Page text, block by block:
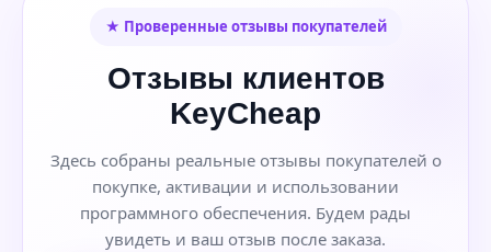
★ Проверенные отзывы покупателей
Отзывы клиентов
KeyCheap
Здесь собраны реальные отзывы покупателей о
покупке, активации и использовании
программного обеспечения. Будем рады
увидеть и ваш отзыв после заказа.